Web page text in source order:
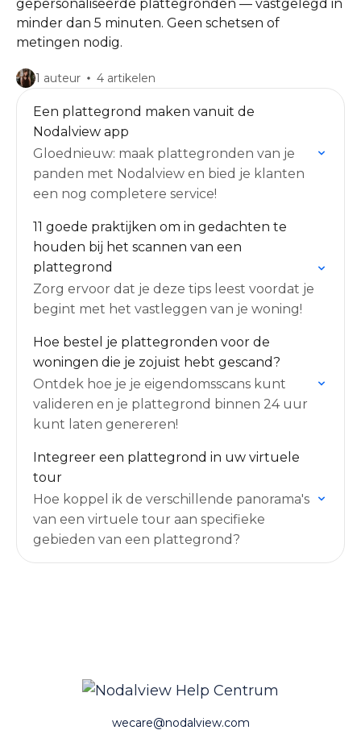
gepersonaliseerde plattegronden — vastgelegd in
minder dan 5 minuten. Geen schetsen of
metingen nodig.
1 auteur 4 artikelen
Een plattegrond maken vanuit de
Nodalview app
Gloednieuw: maak plattegronden van je
panden met Nodalview en bied je klanten
een nog completere service!
11 goede praktijken om in gedachten te
houden bij het scannen van een
plattegrond
Zorg ervoor dat je deze tips leest voordat je
begint met het vastleggen van je woning!
Hoe bestel je plattegronden voor de
woningen die je zojuist hebt gescand?
Ontdek hoe je je eigendomsscans kunt
valideren en je plattegrond binnen 24 uur
kunt laten genereren!
Integreer een plattegrond in uw virtuele
tour
Hoe koppel ik de verschillende panorama's
van een virtuele tour aan specifieke
gebieden van een plattegrond?
wecare@nodalview.com